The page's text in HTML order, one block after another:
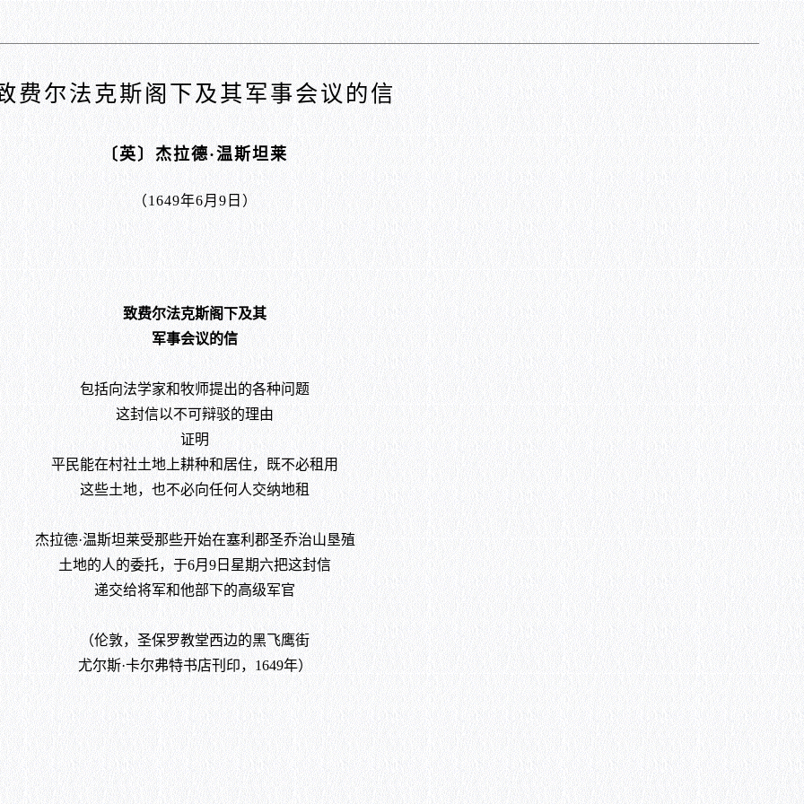
费尔法克斯阁下及其军事会议的信
〔英〕杰拉德·温斯坦莱
（1649年6月9日）
致费尔法克斯阁下及其
军事会议的信
包括向法学家和牧师提出的各种问题
这封信以不可辩驳的理由
证明
平民能在村社土地上耕种和居住，既不必租用
这些土地，也不必向任何人交纳地租
杰拉德·温斯坦莱受那些开始在塞利郡圣乔治山垦殖
土地的人的委托，于6月9日星期六把这封信
递交给将军和他部下的高级军官
（伦敦，圣保罗教堂西边的黑飞鹰街
尤尔斯·卡尔弗特书店刊印，1649年）